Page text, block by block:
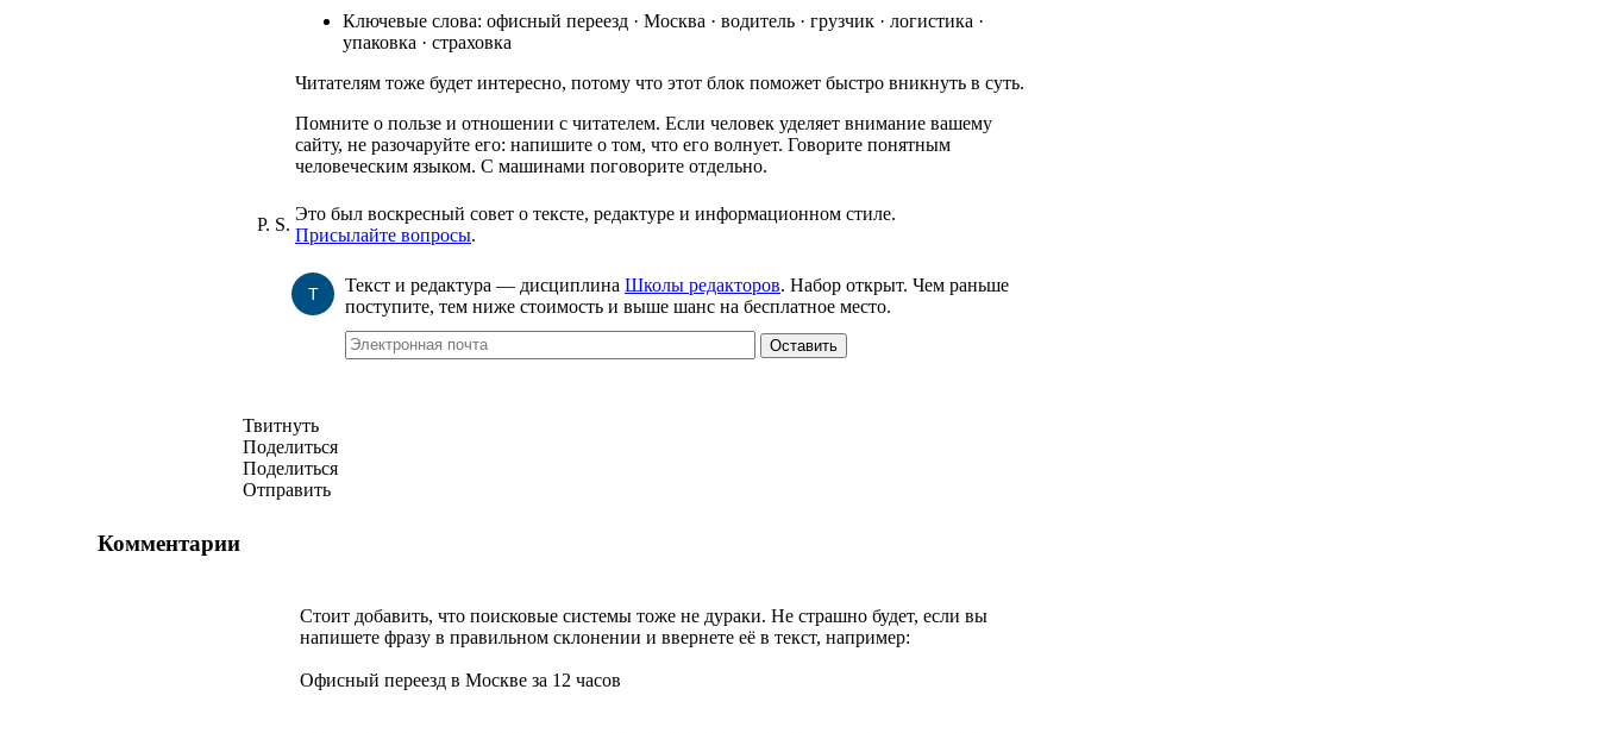
Ключевые слова: офисный переезд · Москва · водитель · грузчик · логистика ·
упаковка · страховка
Читателям тоже будет интересно, потому что этот блок поможет быстро вникнуть в суть.
Помните о пользе и отношении с читателем. Если человек уделяет внимание вашему
сайту, не разочаруйте его: напишите о том, что его волнует. Говорите понятным
человеческим языком. С машинами поговорите отдельно.
P. S.
Это был воскресный совет о тексте, редактуре и информационном стиле.
Присылайте вопросы.
Т Текст и редактура — дисциплина Школы редакторов. Набор открыт. Чем раньше
поступите, тем ниже стоимость и выше шанс на бесплатное место.
Оставить
Твитнуть
Поделиться
Поделиться
Отправить
Комментарии
Стоит добавить, что поисковые системы тоже не дураки. Не страшно будет, если вы
напишете фразу в правильном склонении и ввернете её в текст, например:
Офисный переезд в Москве за 12 часов